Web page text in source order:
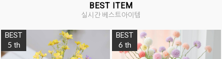
BEST ITEM
실시간 베스트아이템
BEST
5 th
BEST
6 th